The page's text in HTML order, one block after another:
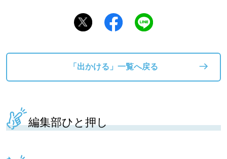
「出かける」一覧へ戻る
編集部ひと押し